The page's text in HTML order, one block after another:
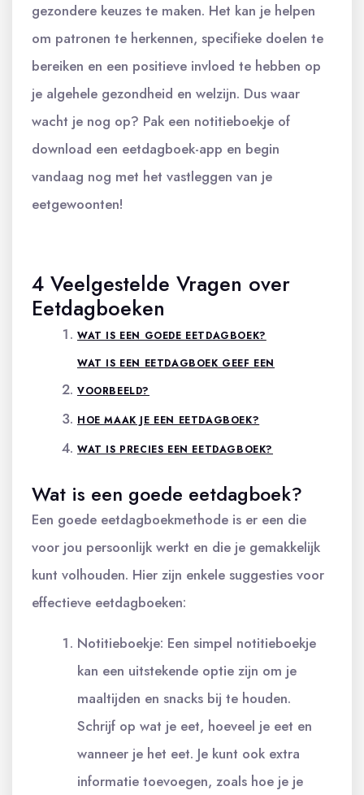
gezondere keuzes te maken. Het kan je helpen
om patronen te herkennen, specifieke doelen te
bereiken en een positieve invloed te hebben op
je algehele gezondheid en welzijn. Dus waar
wacht je nog op? Pak een notitieboekje of
download een eetdagboek-app en begin
vandaag nog met het vastleggen van je
eetgewoonten!
4 Veelgestelde Vragen over
Eetdagboeken
WAT IS EEN GOEDE EETDAGBOEK?
WAT IS EEN EETDAGBOEK GEEF EEN
VOORBEELD?
HOE MAAK JE EEN EETDAGBOEK?
WAT IS PRECIES EEN EETDAGBOEK?
Wat is een goede eetdagboek?
Een goede eetdagboekmethode is er een die
voor jou persoonlijk werkt en die je gemakkelijk
kunt volhouden. Hier zijn enkele suggesties voor
effectieve eetdagboeken:
Notitieboekje: Een simpel notitieboekje
kan een uitstekende optie zijn om je
maaltijden en snacks bij te houden.
Schrijf op wat je eet, hoeveel je eet en
wanneer je het eet. Je kunt ook extra
informatie toevoegen, zoals hoe je je